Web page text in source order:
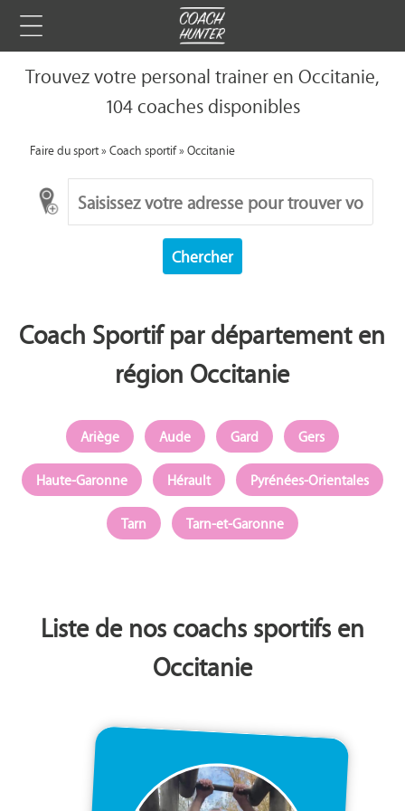
Trouvez votre personal trainer en Occitanie,
104 coaches disponibles
Faire du sport»Coach sportif»Occitanie
Chercher
Coach Sportif par département en
région Occitanie
Ariège Aude Gard
Gers
Haute-Garonne
Hérault
Pyrénées-Orientales
Tarn
Tarn-et-Garonne
Liste de nos coachs sportifs en
Occitanie